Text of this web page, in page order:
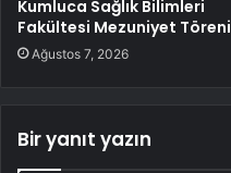
Kumluca Sağlık Bilimleri
Fakültesi Mezuniyet Töreni
Ağustos 7, 2026
Bir yanıt yazın